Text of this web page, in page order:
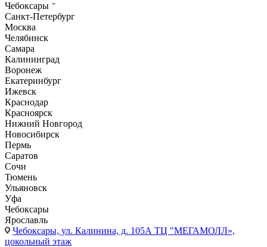
Чебоксары
Санкт-Петербург
Москва
Челябинск
Самара
Калининград
Воронеж
Екатеринбург
Ижевск
Краснодар
Красноярск
Нижний Новгород
Новосибирск
Пермь
Саратов
Сочи
Тюмень
Ульяновск
Уфа
Чебоксары
Ярославль
Чебоксары, ул. Калинина, д. 105А ТЦ "МЕГАМОЛЛ»,
цокольный этаж